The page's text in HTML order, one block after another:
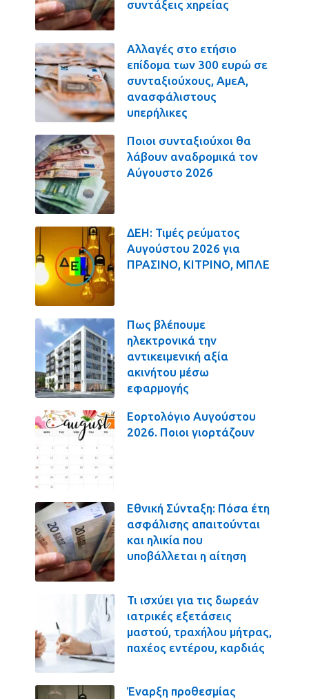
συντάξεις χηρείας
Αλλαγές στο ετήσιο
επίδομα των 300 ευρώ σε
συνταξιούχους, ΑμεΑ,
ανασφάλιστους
υπερήλικες
Ποιοι συνταξιούχοι θα
λάβουν αναδρομικά τον
Αύγουστο 2026
ΔΕΗ: Τιμές ρεύματος
Αυγούστου 2026 για
ΠΡΑΣΙΝΟ, ΚΙΤΡΙΝΟ, ΜΠΛΕ
Πως βλέπουμε
ηλεκτρονικά την
αντικειμενική αξία
ακινήτου μέσω
εφαρμογής
Εορτολόγιο Αυγούστου
2026. Ποιοι γιορτάζουν
Εθνική Σύνταξη: Πόσα έτη
ασφάλισης απαιτούνται
και ηλικία που
υποβάλλεται η αίτηση
Τι ισχύει για τις δωρεάν
ιατρικές εξετάσεις
μαστού, τραχήλου μήτρας,
παχέος εντέρου, καρδιάς
Έναρξη προθεσμίας